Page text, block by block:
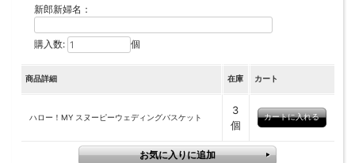
新郎新婦名：
購入数: 個
商品詳細 在庫 カート
ハロー！MY スヌーピーウェディングバスケット
3
個